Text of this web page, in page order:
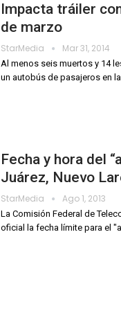
Impacta tráiler
de marzo
StarMedia Mar 31, 2014
Al menos seis muertos y 14
un autobús de pasajeros en
Fecha y hora del
Juárez, Nuevo
StarMedia Ago 1, 2013
La Comisión Federal de
oficial la fecha límite para el